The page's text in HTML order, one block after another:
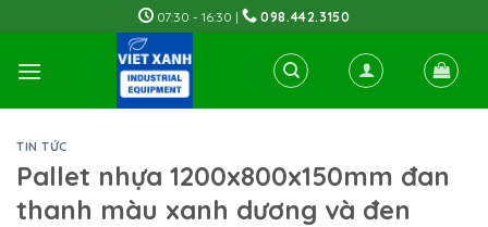
to
content
07:30 - 16:30 | 098.442.3150
TIN TỨC
Pallet nhựa 1200x800x150mm đan
thanh màu xanh dương và đen